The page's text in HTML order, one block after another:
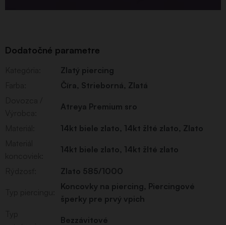
Dodatočné parametre
Zlatý piercing
Číra, Strieborná, Zlatá
Atreya Premium sro
14kt biele zlato, 14kt žlté zlato, Zlato
14kt biele zlato, 14kt žlté zlato
Zlato 585/1000
Koncovky na piercing, Piercingové
šperky pre prvý vpich
Bezzávitové